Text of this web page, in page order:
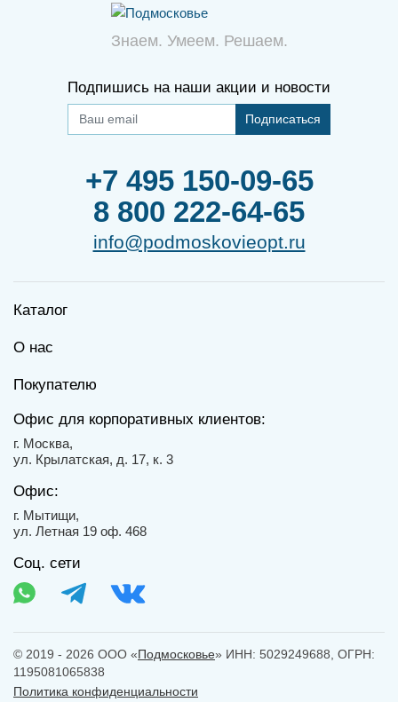
Знаем. Умеем. Решаем.
Подпишись на наши акции и новости
Подписаться
+7 495 150-09-65
8 800 222-64-65
info@podmoskovieopt.ru
Каталог
О нас
Покупателю
Офис для корпоративных клиентов:
г. Москва,
ул. Крылатская, д. 17, к. 3
Офис:
г. Мытищи,
ул. Летная 19 оф. 468
Соц. сети
© 2019 - 2026 ООО «Подмосковье» ИНН: 5029249688, ОГРН:
1195081065838
Политика конфиденциальности